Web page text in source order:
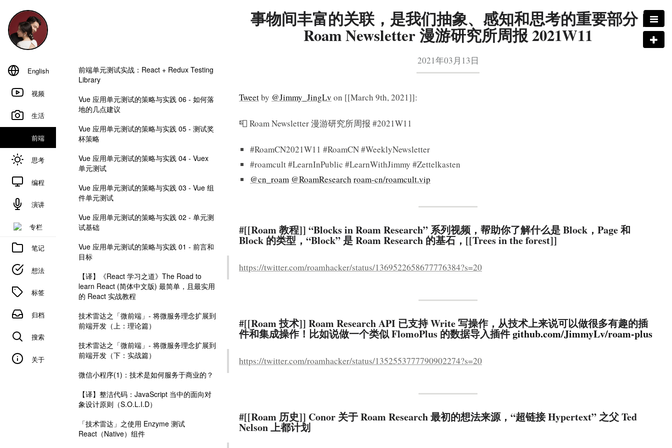
English
视频
生活
前端
思考
编程
演讲
专栏
笔记
想法
标签
归档
搜索
关于
前端单元测试实战：React + Redux Testing
Library
Vue 应用单元测试的策略与实践 06 - 如何落
地的几点建议
Vue 应用单元测试的策略与实践 05 - 测试奖
杯策略
Vue 应用单元测试的策略与实践 04 - Vuex
单元测试
Vue 应用单元测试的策略与实践 03 - Vue 组
件单元测试
Vue 应用单元测试的策略与实践 02 - 单元测
试基础
Vue 应用单元测试的策略与实践 01 - 前言和
目标
【译】《React 学习之道》The Road to
learn React (简体中文版) 最简单，且最实用
的 React 实战教程
技术雷达之「微前端」- 将微服务理念扩展到
前端开发（上：理论篇）
技术雷达之「微前端」- 将微服务理念扩展到
前端开发（下：实战篇）
微信小程序(1)：技术是如何服务于商业的？
【译】整洁代码：JavaScript 当中的面向对
象设计原则（S.O.L.I.D）
「技术雷达」之使用 Enzyme 测试
React（Native）组件
事物间丰富的关联，是我们抽象、感知和思考的重要部分 |
Roam Newsletter 漫游研究所周报 2021W11
2021年03月13日
Tweetby @Jimmy_JingLv on [[March 9th, 2021]]:
📮 Roam Newsletter 漫游研究所周报 #2021W11
#RoamCN2021W11 #RoamCN #WeeklyNewsletter
#roamcult #LearnInPublic #LearnWithJimmy #Zettelkasten
@cn_roam @RoamResearch roam-cn/roamcult.vip
#[[Roam 教程]] “Blocks in Roam Research” 系列视频，帮助你了解什么是 Block，Page 和
Block 的类型，“Block” 是 Roam Research 的基石，[[Trees in the forest]]
https://twitter.com/roamhacker/status/1369522658677776384?s=20
#[[Roam 技术]] Roam Research API 已支持 Write 写操作，从技术上来说可以做很多有趣的插
件和集成操作！比如说做一个类似 FlomoPlus 的数据导入插件github.com/JimmyLv/roam-plus
https://twitter.com/roamhacker/status/1352553777790902274?s=20
#[[Roam 历史]] Conor 关于 Roam Research 最初的想法来源，“超链接 Hypertext” 之父 Ted
Nelson 上都计划